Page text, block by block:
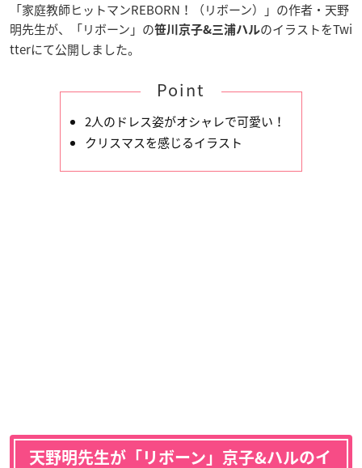
「家庭教師ヒットマンREBORN！（リボーン）」の作者・天野
明先生が、「リボーン」の笹川京子&三浦ハルのイラストをTwi
tterにて公開しました。
Point
2人のドレス姿がオシャレで可愛い！
クリスマスを感じるイラスト
天野明先生が「リボーン」京子&ハルのイ